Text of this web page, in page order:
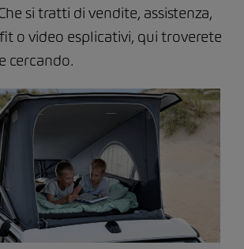
si tratti di vendite, assistenza,
o video esplicativi, qui troverete
cercando.